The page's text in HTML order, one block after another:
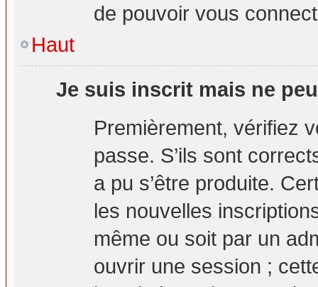
de pouvoir vous
Haut
Je suis inscrit mais ne
Premièrement, vérifiez
passe. S’ils sont
a pu s’être produite.
les nouvelles
même ou soit par un
ouvrir une session ;